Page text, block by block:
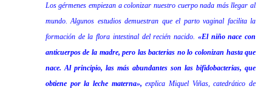
Los gérmenes empiezan a colonizar nuestro cuerpo nada más llegar al
mundo. Algunos estudios demuestran que el parto vaginal facilita la
formación de la flora intestinal del recién nacido. «El niño nace con
anticuerpos de la madre, pero las bacterias no lo colonizan hasta que
nace. Al principio, las más abundantes son las bifidobacterias, que
obtiene por la leche materna», explica Miquel Viñas, catedrático de